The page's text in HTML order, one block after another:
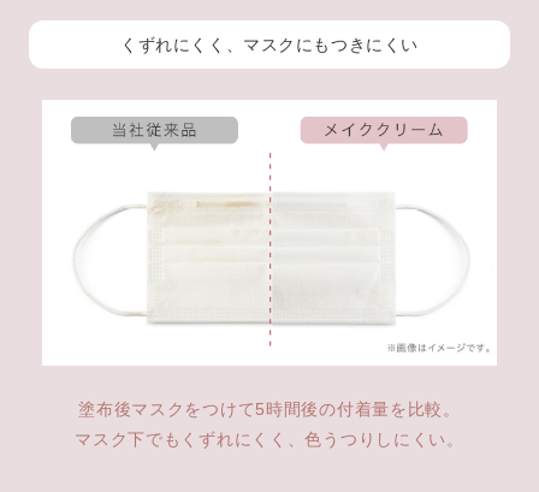
くずれにくく、マスクにもつきにくい
塗布後マスクをつけて5時間後の付着量を比較。
マスク下でもくずれにくく、色うつりしにくい。